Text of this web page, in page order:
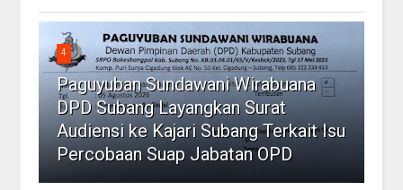
4
Paguyuban Sundawani Wirabuana
DPD Subang Layangkan Surat
Audiensi ke Kajari Subang Terkait Isu
Percobaan Suap Jabatan OPD